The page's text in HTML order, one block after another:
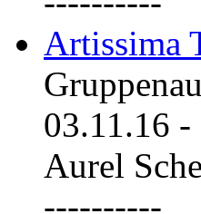
Artissima
03.11.16 -
Aurel
----------